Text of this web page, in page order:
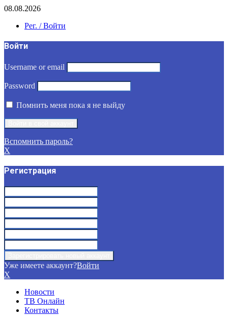
08.08.2026
Рег. / Войти
Войти
Username or email
Password
Помнить меня пока я не выйду
Вспомнить пароль?
X
Регистрация
Уже имеете аккаунт?Войти
X
Новости
ТВ Онлайн
Контакты